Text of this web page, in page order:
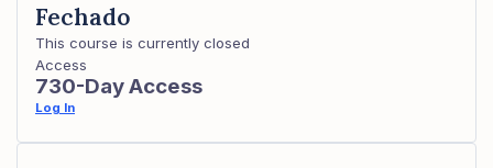
Fechado
This course is currently closed
Access
730-Day Access
Log In